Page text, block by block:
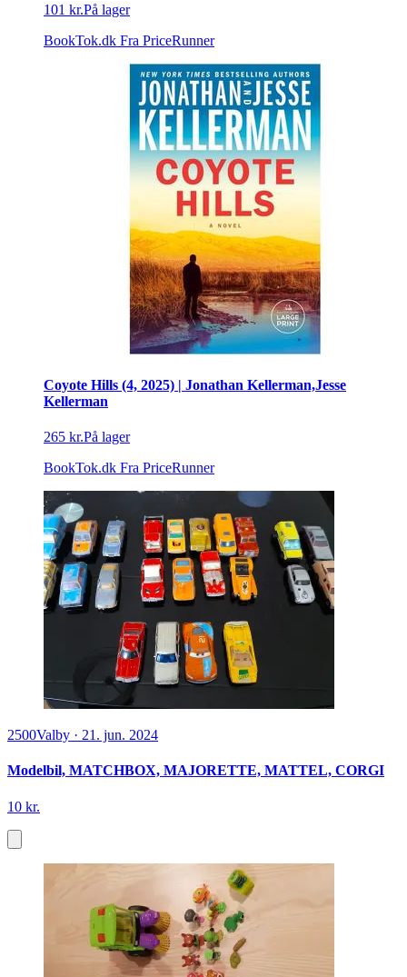
101 kr.På lager
BookTok.dk Fra PriceRunner
Coyote Hills (4, 2025) | Jonathan Kellerman,Jesse
Kellerman
265 kr.På lager
BookTok.dk Fra PriceRunner
2500Valby · 21. jun. 2024
Modelbil, MATCHBOX, MAJORETTE, MATTEL, CORGI
10 kr.